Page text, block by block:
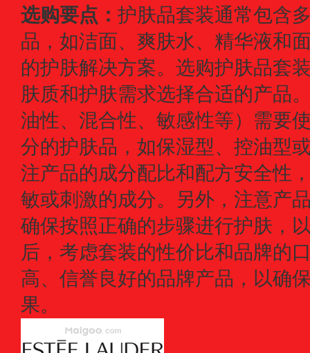
选购要点： 护肤品套装通常包含
品，如洁面、爽肤水、精华液和
的护肤解决方案。选购护肤品套
肤质和护肤需求选择合适的产品
油性、混合性、敏感性等）需要
分的护肤品，如保湿型、控油型
注产品的成分配比和配方安全性
敏或刺激的成分。另外，注意产
确保按照正确的步骤进行护肤，
后，考虑套装的性价比和品牌的
高、信誉良好的品牌产品，以确
果。